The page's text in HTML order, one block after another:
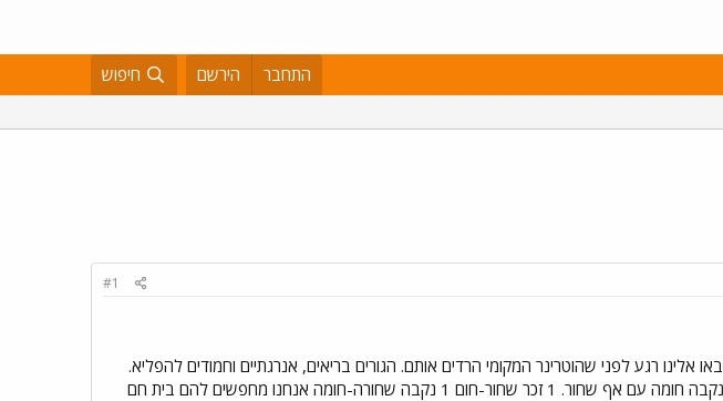
התחבר הירשם חיפוש
#1
אלינו רגע לפני שהוטרינר המקומי הרדים אותם. הגורים בריאים, אנרגתיים וחמודים להפליא.
ע"פ המראה הם תערובת של רועה גרמני, לברדור ורוטווילר. 2 זכרים לבנים. 1 נקבה חומה עם אף שחור. 1 זכר שחור-חום 1 נקבה שחורה-חומה אנחנו מחפשים להם בית חם